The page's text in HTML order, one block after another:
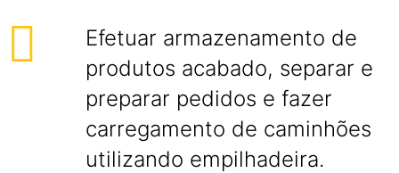
Efetuar armazenamento de
produtos acabado, separar e
preparar pedidos e fazer
carregamento de caminhões
utilizando empilhadeira.